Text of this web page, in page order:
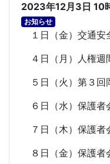
2023年12月3日 10
お知らせ
１日（金）交通安
４日（月）人権週
５日（火）第３回
６日（水）保護者
７日（木）保護者
８日（金）保護者